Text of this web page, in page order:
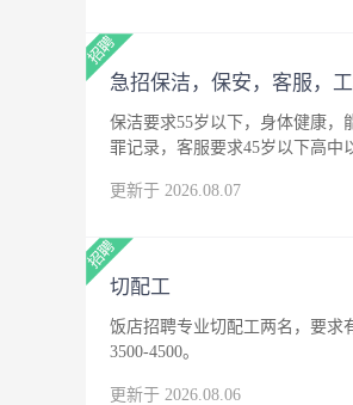
急招保洁，保安，客服，
保洁要求55岁以下，身体健康，
罪记录，客服要求45岁以下高中
更新于 2026.08.07
切配工
饭店招聘专业切配工两名，要求
3500-4500。
更新于 2026.08.06